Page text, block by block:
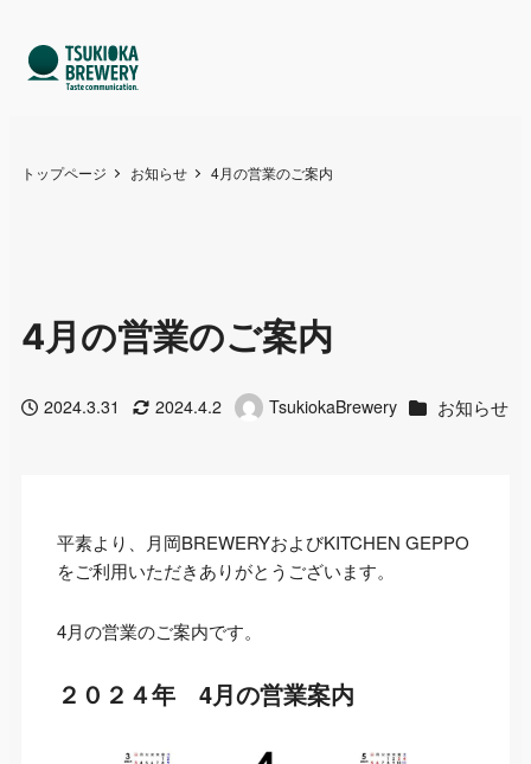
トップページ お知らせ 4月の営業のご案内
4月の営業のご案内
投稿日2024.3.31 更新日2024.4.2 著
TsukiokaBrewery カテゴリー
お知らせ
平素より、月岡BREWERYおよびKITCHEN GEPPO
をご利用いただきありがとうございます。
4月の営業のご案内です。
２０２４年 4月の営業案内